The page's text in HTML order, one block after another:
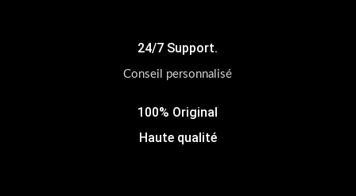
24/7 Support.
Conseil personnalisé
100% Original
Haute qualité